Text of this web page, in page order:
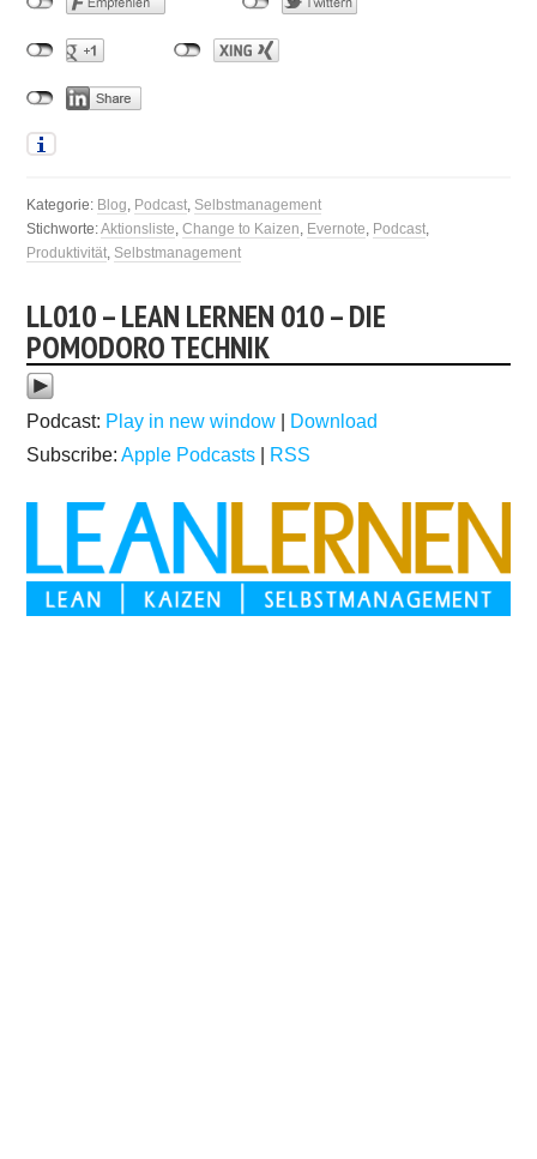
Kategorie: Blog Podcast Selbstmanagement
Stichworte:Aktionsliste ,Change to Kaizen Evernote Podcast
Produktivität Selbstmanagement
LL010 – LEAN LERNEN 010 – DIE
POMODORO TECHNIK
Podcast: Play in new window
Download
Subscribe:Apple Podcasts RSS